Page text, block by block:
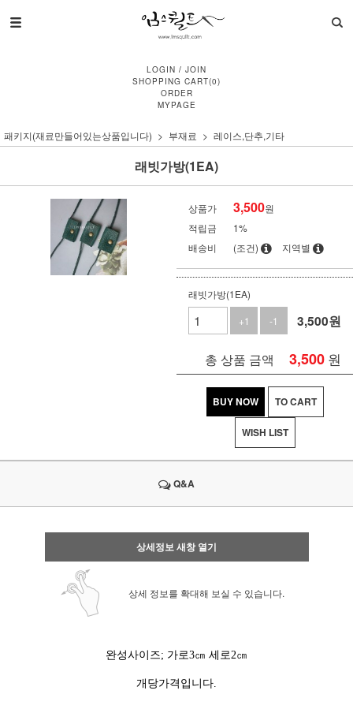
LOGIN / JOIN
SHOPPING CART(0)
ORDER
MYPAGE
패키지(재료만들어있는상품입니다) 부재료 레이스,단추,기타
래빗가방(1EA)
상품가 3,500원
적립금
1%
배송비
(조건) 지역별
래빗가방(1EA)
+1
-1 3,500원
총 상품 금액 3,500 원
BUY NOW TO CART
WISH LIST
Q&A
상세정보 새창 열기
상세 정보를 확대해 보실 수 있습니다.
완성사이즈; 가로3㎝ 세로2㎝
개당가격입니다.